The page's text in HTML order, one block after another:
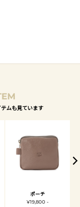
ムも見ています
ポーチ
¥19,800 -